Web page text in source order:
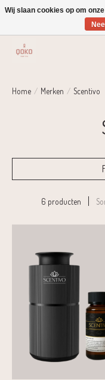
Verzending 1-2 dagen | Gratis
Home / Merken / Scentivo
6 producten
Wij slaan cookies op om
Nee